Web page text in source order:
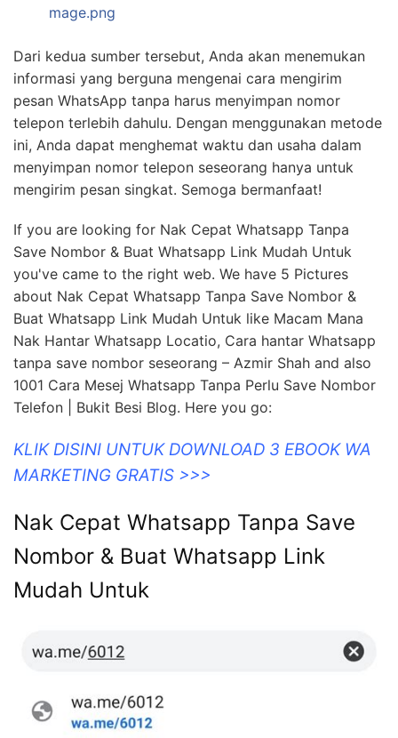
mage.png
Dari kedua sumber tersebut, Anda akan menemukan
informasi yang berguna mengenai cara mengirim
pesan WhatsApp tanpa harus menyimpan nomor
telepon terlebih dahulu. Dengan menggunakan metode
ini, Anda dapat menghemat waktu dan usaha dalam
menyimpan nomor telepon seseorang hanya untuk
mengirim pesan singkat. Semoga bermanfaat!
If you are looking for Nak Cepat Whatsapp Tanpa
Save Nombor & Buat Whatsapp Link Mudah Untuk
you've came to the right web. We have 5 Pictures
about Nak Cepat Whatsapp Tanpa Save Nombor &
Buat Whatsapp Link Mudah Untuk like Macam Mana
Nak Hantar Whatsapp Locatio, Cara hantar Whatsapp
tanpa save nombor seseorang – Azmir Shah and also
1001 Cara Mesej Whatsapp Tanpa Perlu Save Nombor
Telefon | Bukit Besi Blog. Here you go:
KLIK DISINI UNTUK DOWNLOAD 3 EBOOK WA
MARKETING GRATIS >>>
Nak Cepat Whatsapp Tanpa Save
Nombor & Buat Whatsapp Link
Mudah Untuk